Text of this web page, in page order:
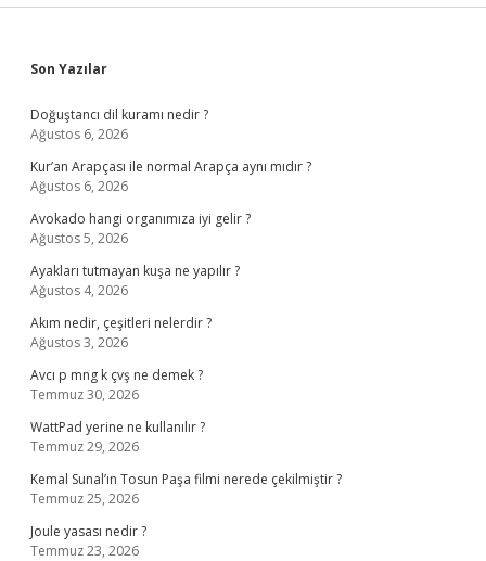
Sidebar
Son Yazılar
Doğuştancı dil kuramı nedir ?
Ağustos 6, 2026
Kur’an Arapçası ile normal Arapça aynı mıdır ?
Ağustos 6, 2026
Avokado hangi organımıza iyi gelir ?
Ağustos 5, 2026
Ayakları tutmayan kuşa ne yapılır ?
Ağustos 4, 2026
Akım nedir, çeşitleri nelerdir ?
Ağustos 3, 2026
Avcı p mng k çvş ne demek ?
Temmuz 30, 2026
WattPad yerine ne kullanılır ?
Temmuz 29, 2026
Kemal Sunal’ın Tosun Paşa filmi nerede çekilmiştir ?
Temmuz 25, 2026
Joule yasası nedir ?
Temmuz 23, 2026